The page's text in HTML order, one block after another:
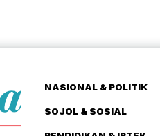
NASIONAL & POLITIK
SOJOL & SOSIAL